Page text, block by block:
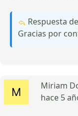
Respuesta de
Gracias por
Miriam
hace 5